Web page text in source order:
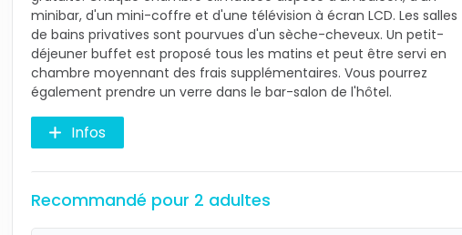
minibar, d'un mini-coffre et d'une télévision à écran LCD. Les salles
de bains privatives sont pourvues d'un sèche-cheveux. Un petit-
déjeuner buffet est proposé tous les matins et peut être servi en
chambre moyennant des frais supplémentaires. Vous pourrez
également prendre un verre dans le bar-salon de l'hôtel.
Infos
Recommandé pour 2 adultes